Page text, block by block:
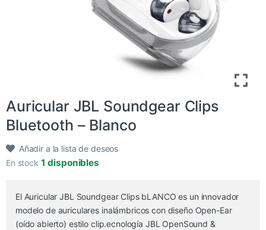
​Auricular JBL Soundgear Clips
Bluetooth – Blanco
Añadir a la lista de deseos
En stock 1 disponibles
El Auricular JBL Soundgear Clips bLANCO es un innovador
modelo de auriculares inalámbricos con diseño Open-Ear
(oído abierto) estilo clip.ecnología JBL OpenSound &